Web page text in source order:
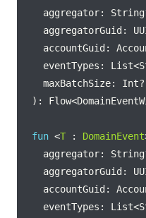
aggregator:
aggregatorGuid:
accountGuid:
eventTypes:
maxBatchSize:
fun <T : DomainEvent
aggregator:
aggregatorGuid:
accountGuid:
eventTypes: